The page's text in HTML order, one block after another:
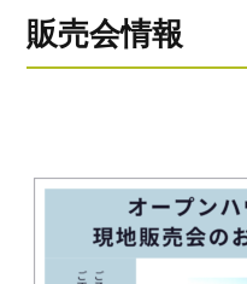
販売会情報